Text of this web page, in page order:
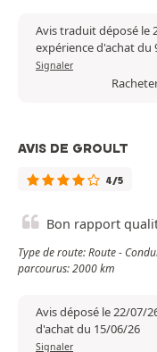
Avis traduit déposé le
expérience d'achat du
Signaler
AVIS DE GROULT
4/5
Bon rapport
Type de route: Route -
parcourus: 2000 km
Avis déposé le 22/07/
d'achat du 15/06/26
Signaler